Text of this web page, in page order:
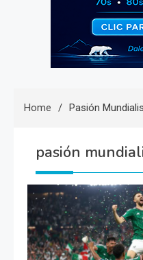
Home Pasión
pasión